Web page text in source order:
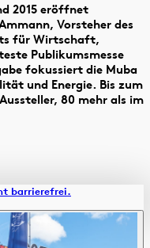
2015 eröffnet
Vorsteher des
für Wirtschaft,
Publikumsmesse
fokussiert die Muba
und Energie. Bis zum
80 mehr als im
barrierefrei.